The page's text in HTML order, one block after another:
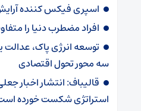
اسپری فیکس کننده
افراد مضطرب دنیا را
توسعه انرژی پاک، عدالت
سه محور تحول اقتصادی
قالیباف: انتشار اخبار
استراتژی شکست خورده